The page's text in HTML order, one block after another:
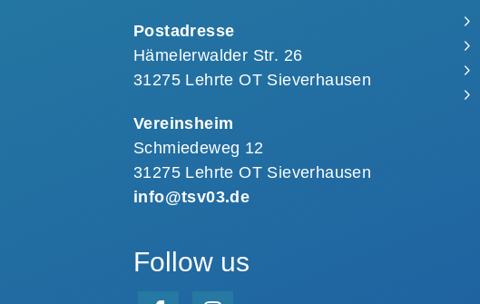
Postadresse
Hämelerwalder Str. 26
31275 Lehrte OT Sieverhausen
Vereinsheim
Schmiedeweg 12
31275 Lehrte OT Sieverhausen
info@tsv03.de
Follow us